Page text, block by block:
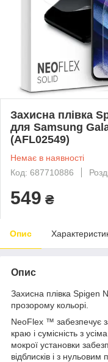
Захисна плівка
для Samsung
(AFL02549)
Немає в наявності
Код: 687710886
549 ₴
Опис
Опис
Захисна плівка Spigen
прозорому кольорі.
NeoFlex ™ забезпечує
краю і сумісність з усіма
мокрої установки
відблисків і з